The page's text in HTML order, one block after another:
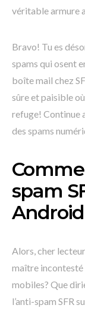
véritable armure
Bravo! Tu es
spams qui osent
boîte mail chez
sûre et paisible
refuge! Continue
des spams
spam
Android
Alors, cher
maître incontesté
mobiles? Que
l’anti-spam SFR